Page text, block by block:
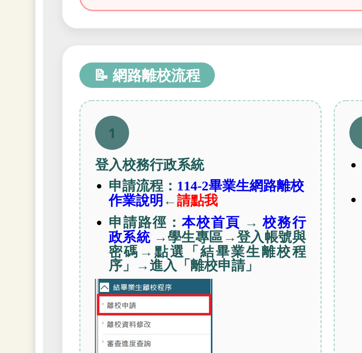
📝 網路離校流程
1
登入校務行政系統
申請流程： 114-2畢業生網路離校
作業說明 ←請點我
申請路徑：本校首頁 →校務行
政系統→學生專區→登入帳號與
密碼→點選「結畢業生離校程
序」→進入「離校申請」